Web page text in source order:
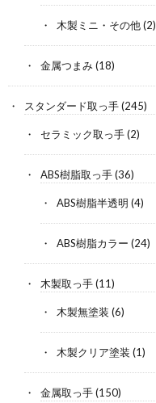
木製ミニ・その他(2)
金属つまみ(18)
スタンダード取っ手(245)
セラミック取っ手(2)
ABS樹脂取っ手(36)
ABS樹脂半透明 (4)
ABS樹脂カラー (24)
木製取っ手(11)
木製無塗装 (6)
木製クリア塗装 (1)
金属取っ手(150)